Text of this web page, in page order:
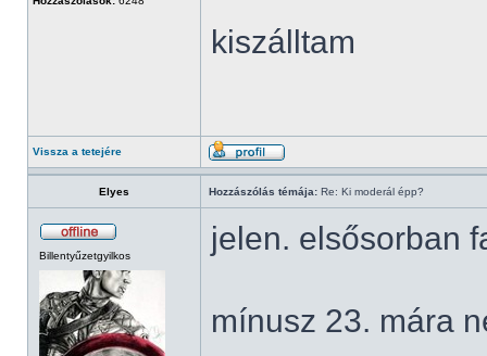
kiszálltam
Vissza a tetejére
Elyes Hozzászólás témája: Re: Ki moderál épp?
Billentyűzetgyilkos jelen. elsősorban
mínusz 23. mára